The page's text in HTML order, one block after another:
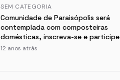
SEM CATEGORIA
Comunidade de Paraisópolis será
contemplada com composteiras
domésticas, inscreva-se e participe
12 anos atrás